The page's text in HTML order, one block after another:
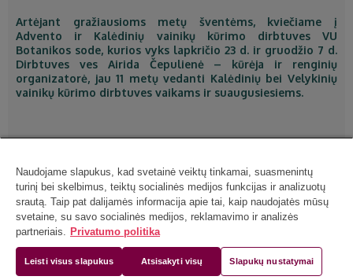
Artėjant gražiausioms metų šventėms, kviečiame į
Advento ir Kalėdinių vainikų kūrimo dirbtuves VU
Botanikos sode, kurios vyks lapkričio 23 d. ir gruodžio 7 d.
Dirbtuves ves Airida Čepulienė – kūrėja ir renginių
organizatorė, jau 11 metų vedanti Kalėdinių bei Velykinių
vainikų kūrimo dirbtuves vaikams ir suaugusiesiems.
Naudojame slapukus, kad svetainė veiktų tinkamai, suasmenintų
turinį bei skelbimus, teiktų socialinės medijos funkcijas ir analizuotų
srautą. Taip pat dalijamės informacija apie tai, kaip naudojatės mūsų
svetaine, su savo socialinės medijos, reklamavimo ir analizės
partneriais. Privatumo politika
Leisti visus slapukus Atsisakyti visų Slapukų nustatymai